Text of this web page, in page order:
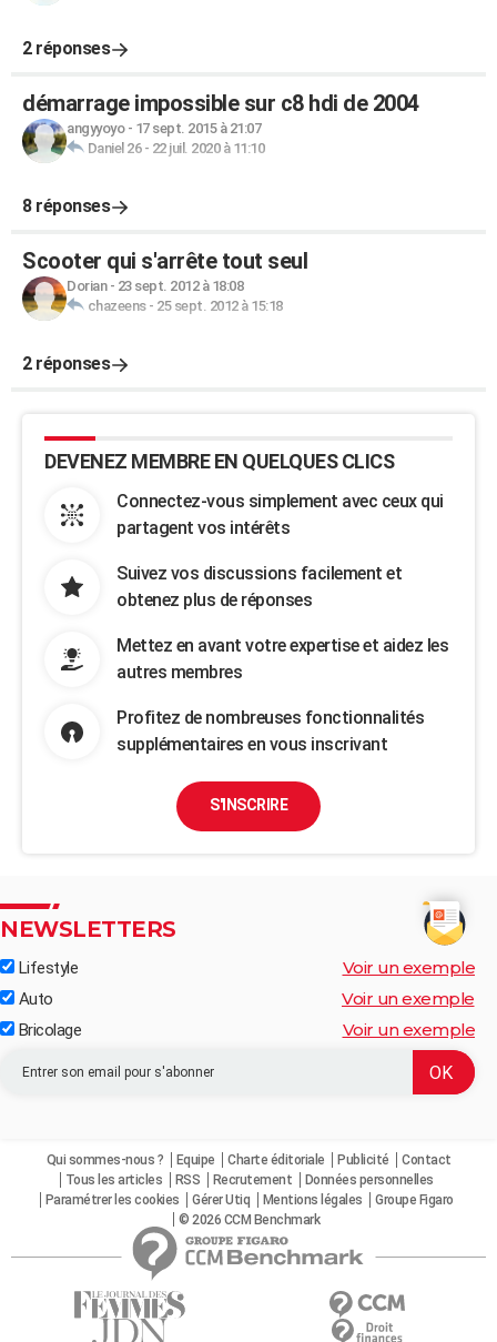
2 réponses
démarrage impossible sur c8 hdi de 2004
angyyoyo- 17 sept. 2015 à 21:07
Daniel 26- 22 juil. 2020 à 11:10
8 réponses
Scooter qui s'arrête tout seul
Dorian- 23 sept. 2012 à 18:08
chazeens- 25 sept. 2012 à 15:18
2 réponses
DEVENEZ MEMBRE EN QUELQUES CLICS
Connectez-vous simplement avec ceux qui
partagent vos intérêts
Suivez vos discussions facilement et
obtenez plus de réponses
Mettez en avant votre expertise et aidez les
autres membres
Profitez de nombreuses fonctionnalités
supplémentaires en vous inscrivant
S'INSCRIRE
NEWSLETTERS
Lifestyle Voir un exemple
Auto Voir un exemple
Bricolage Voir un exemple
Qui sommes-nous ? Equipe Charte éditoriale Publicité
Contact
Tous les articles
RSS Recrutement
Données personnelles
Paramétrer les cookies
Gérer Utiq Mentions légales
Groupe Figaro
© 2026 CCM Benchmark